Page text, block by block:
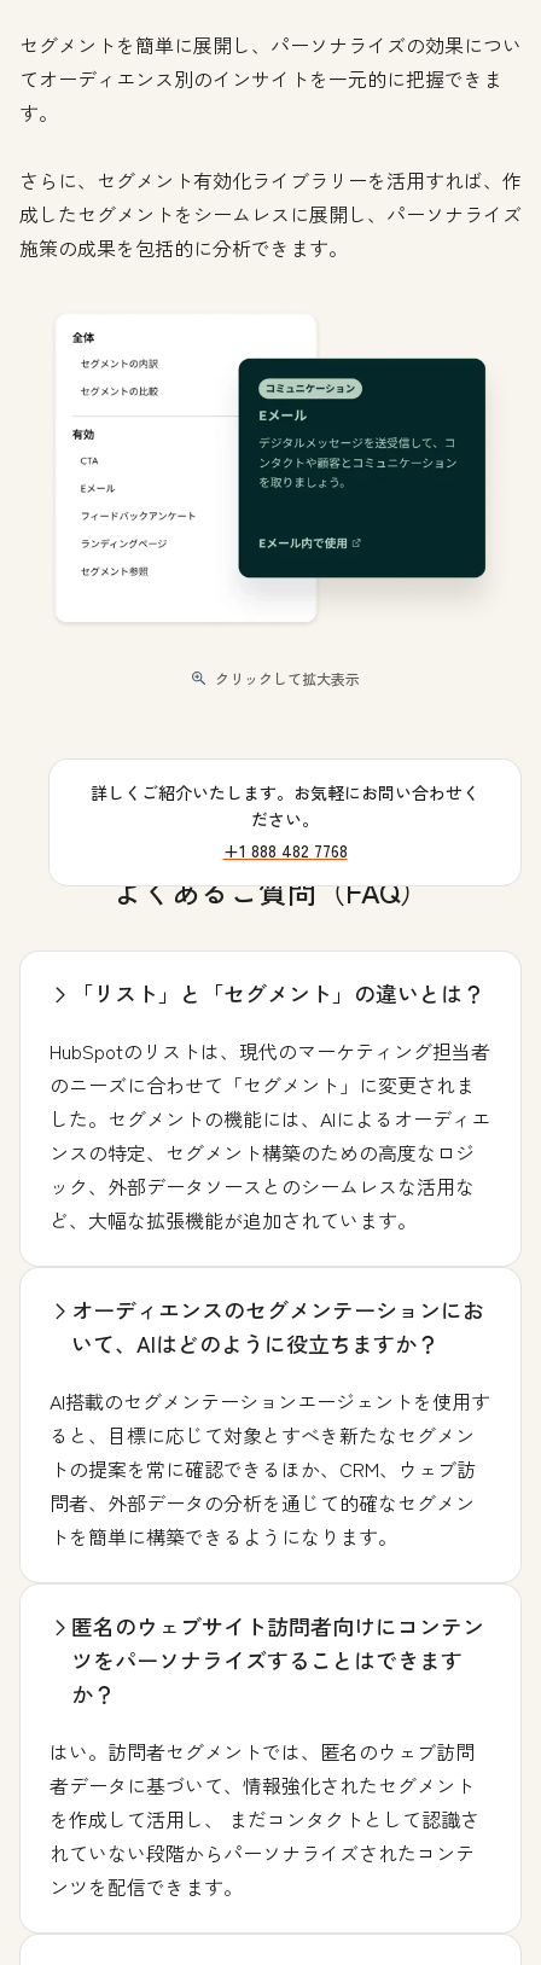
セグメントを簡単に展開し、パーソナライズの効果につい
てオーディエンス別のインサイトを一元的に把握できま
す。
さらに、セグメント有効化ライブラリーを活用すれば、作
成したセグメントをシームレスに展開し、パーソナライズ
施策の成果を包括的に分析できます。
クリックして拡大表示
詳しくご紹介いたします。お気軽にお問い合わせく
ださい。
+1 888 482 7768
よくあるご質問（FAQ）
「リスト」と「セグメント」の違いとは？
HubSpotのリストは、現代のマーケティング担当者
のニーズに合わせて「セグメント」に変更されま
した。セグメントの機能には、AIによるオーディエ
ンスの特定、セグメント構築のための高度なロジ
ック、外部データソースとのシームレスな活用な
ど、大幅な拡張機能が追加されています。
オーディエンスのセグメンテーションにお
いて、AIはどのように役立ちますか？
AI搭載のセグメンテーションエージェントを使用す
ると、目標に応じて対象とすべき新たなセグメン
トの提案を常に確認できるほか、CRM、ウェブ訪
問者、外部データの分析を通じて的確なセグメン
トを簡単に構築できるようになります。
匿名のウェブサイト訪問者向けにコンテン
ツをパーソナライズすることはできます
か？
はい。訪問者セグメントでは、匿名のウェブ訪問
者データに基づいて、情報強化されたセグメント
を作成して活用し、 まだコンタクトとして認識さ
れていない段階からパーソナライズされたコンテ
ンツを配信できます。